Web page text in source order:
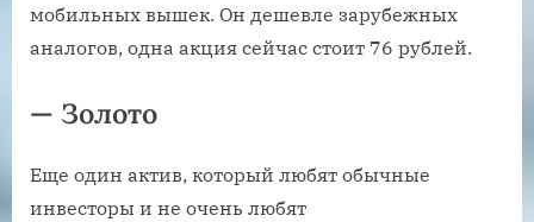
мобильных вышек. Он дешевле зарубежных
аналогов, одна акция сейчас стоит 76 рублей.
— Золото
Еще один актив, который любят обычные
инвесторы и не очень любят